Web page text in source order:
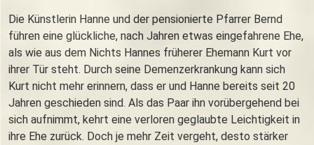
Die Künstlerin Hanne und der pensionierte Pfarrer Bernd
führen eine glückliche, nach Jahren etwas eingefahrene Ehe,
als wie aus dem Nichts Hannes früherer Ehemann Kurt vor
ihrer Tür steht. Durch seine Demenzerkrankung kann sich
Kurt nicht mehr erinnern, dass er und Hanne bereits seit 20
Jahren geschieden sind. Als das Paar ihn vorübergehend bei
sich aufnimmt, kehrt eine verloren geglaubte Leichtigkeit in
ihre Ehe zurück. Doch je mehr Zeit vergeht, desto stärker